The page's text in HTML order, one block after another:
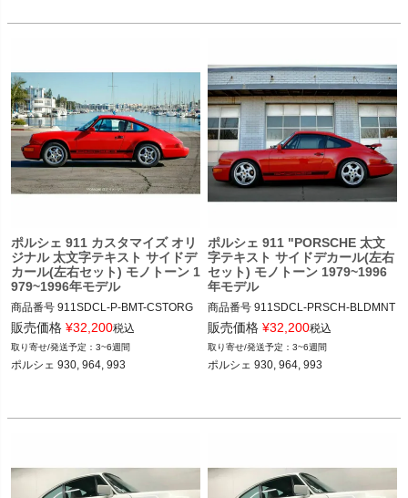
ポルシェ 911 カスタマイズ オリ
ジナル 太文字テキスト サイドデ
カール(左右セット) モノトーン 1
979~1996年モデル
商品番号 911SDCL-P-BMT-CSTORG
911SDCL-PRSCH-BLDMNT-CSTMO
RG
12ADS SKU: 無
販売価格 ¥32,200税込
3~6週間
ポルシェ 930, 964, 993
ポルシェ 911 "PORSCHE 太文
字テキスト サイドデカール(左右
セット) モノトーン 1979~1996
年モデル
商品番号 911SDCL-PRSCH-BLDMNT
911SDCL-PRSCH-BLDMNT
12ADS SKU: 無
販売価格 ¥32,200税込
3~6週間
ポルシェ 930, 964, 993